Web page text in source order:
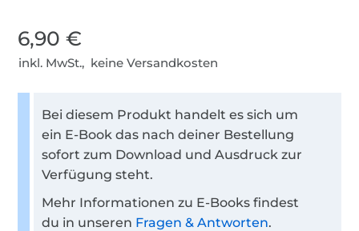
6,90 €
inkl. MwSt., keine Versandkosten
Bei diesem Produkt handelt es sich um
ein E-Book das nach deiner Bestellung
sofort zum Download und Ausdruck zur
Verfügung steht.
Mehr Informationen zu E-Books findest
du in unseren Fragen & Antworten.